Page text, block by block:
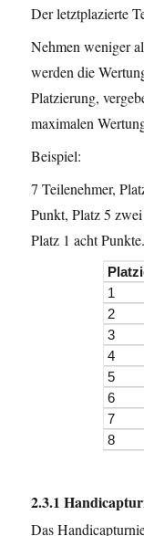
Der letztplazierte
Nehmen weniger
werden die
Platzierung,
maximalen
Beispiel:
7 Teilenehmer,
Punkt, Platz 5
Platz 1 acht Punkte.
1
2
3
4
5
6
7
8
2.3.1
Das